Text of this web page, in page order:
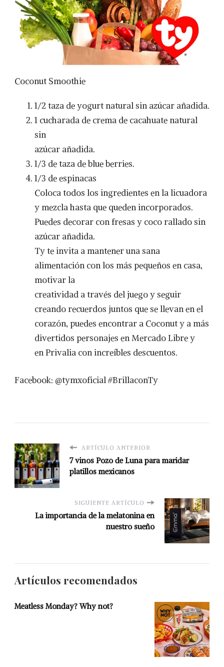
Coconut Smoothie
1/2 taza de yogurt natural sin azúcar añadida.
1 cucharada de crema de cacahuate natural
sin
azúcar añadida.
1/3 de taza de blue berries.
1/3 de espinacas
Coloca todos los ingredientes en la licuadora
y mezcla hasta que queden incorporados.
Puedes decorar con fresas y coco rallado sin
azúcar añadida.
Ty te invita a mantener una sana
alimentación con los más pequeños en casa,
motivar la
creatividad a través del juego y seguir
creando recuerdos juntos que se llevan en el
corazón, puedes encontrar a Coconut y a más
divertidos personajes en Mercado Libre y
en Privalia con increíbles descuentos.
Facebook: @tymxoficial #BrillaconTy
ARTÍCULO ANTERIOR
7 vinos Pozo de Luna para maridar
platillos mexicanos
SIGUIENTE ARTÍCULO
La importancia de la melatonina en
nuestro sueño
Artículos recomendados
Meatless Monday? Why not?